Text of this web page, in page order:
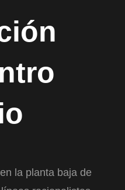
la planta baja de